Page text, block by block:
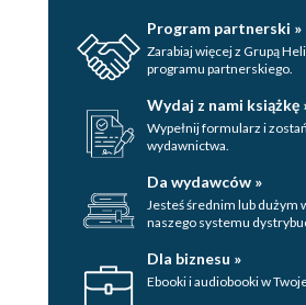
Program partnerski »
Zarabiaj więcej z Grupą
programu partnerskiego.
Wydaj z nami książkę
Wypełnij formularz i
wydawnictwa.
Da wydawców »
Jesteś średnim lub dużym
naszego systemu
Dla biznesu »
Ebooki i audiobooki w